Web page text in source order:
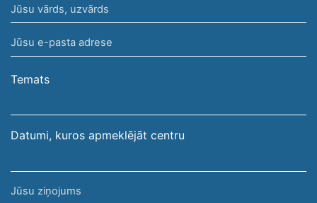
Jūsu
vārds,
uzvārds
Jūsu
e-
pasta
Temats
Datumi, kuros apmeklējāt centru
Jūsu